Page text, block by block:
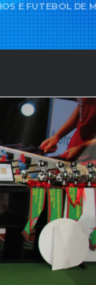
E FUTEBOL DE